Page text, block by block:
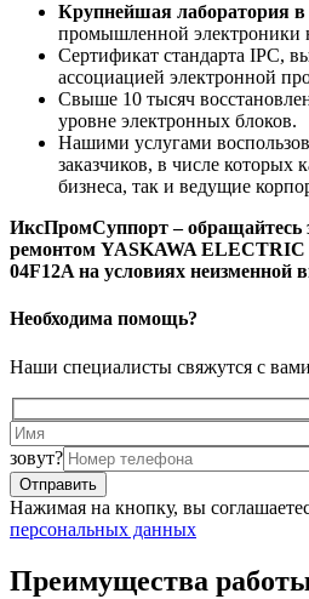
Крупнейшая лаборатория в
промышленной электроники
Сертификат стандарта IPC,
ассоциацией электронной
Свыше 10 тысяч
уровне электронных блоков.
Нашими услугами
заказчиков, в числе которых
бизнеса, так и ведущие
ИксПромСуппорт – обращайтесь
ремонтом YASKAWA ELECTRIC
04F12A на условиях неизменной
Необходима помощь?
Наши специалисты свяжутся с вами
зовут?
Нажимая на кнопку, вы
персональных данных
Преимущества